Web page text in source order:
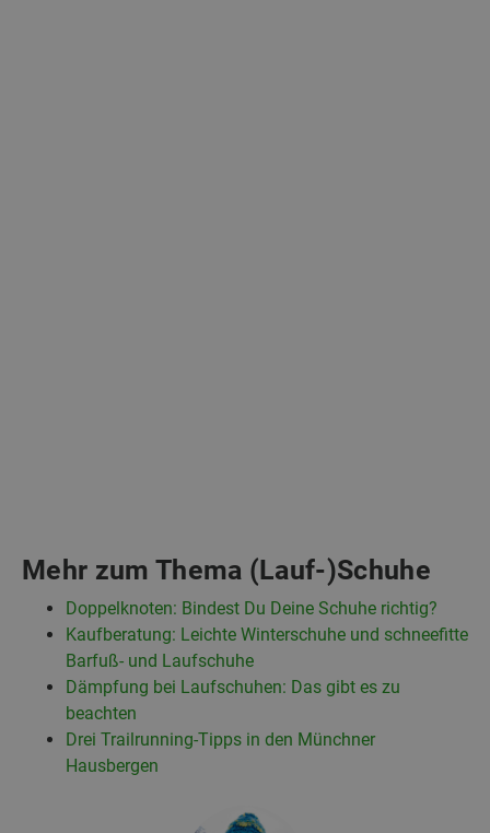
Mehr zum Thema (Lauf-)Schuhe
Doppelknoten: Bindest Du Deine Schuhe richtig?
Kaufberatung: Leichte Winterschuhe und schneefitte
Barfuß- und Laufschuhe
Dämpfung bei Laufschuhen: Das gibt es zu
beachten
Drei Trailrunning-Tipps in den Münchner
Hausbergen